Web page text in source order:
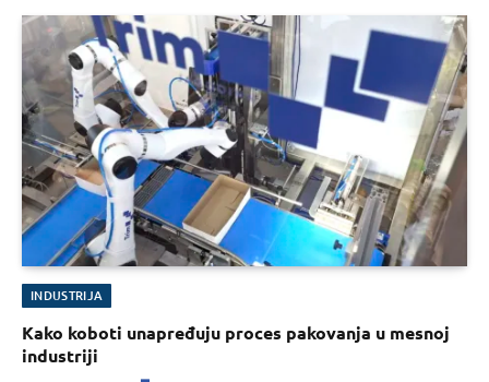
INDUSTRIJA
Kako koboti unapređuju proces pakovanja u mesnoj
industriji